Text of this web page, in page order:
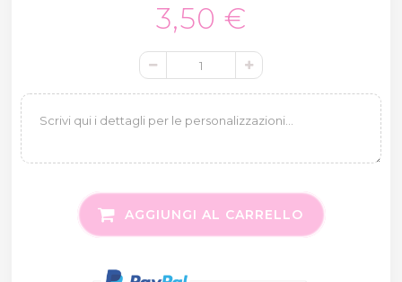
3,50 €
AGGIUNGI AL CARRELLO